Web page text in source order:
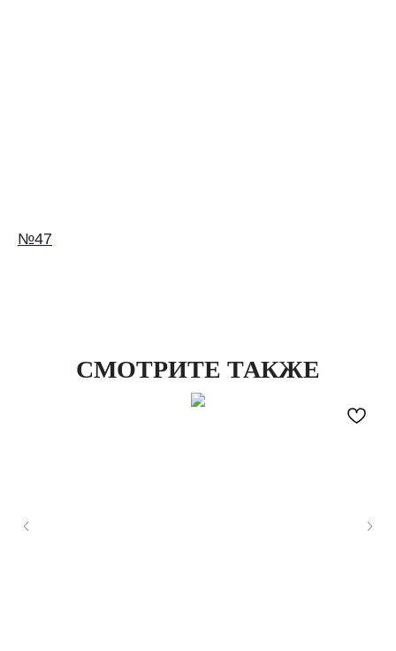
№47
СМОТРИТЕ ТАКЖЕ